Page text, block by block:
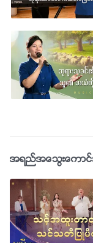
အရည္အေသြးေကာ